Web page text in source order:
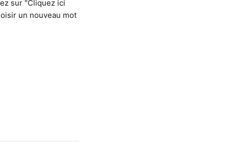
sur "Cliquez ici
un nouveau mot